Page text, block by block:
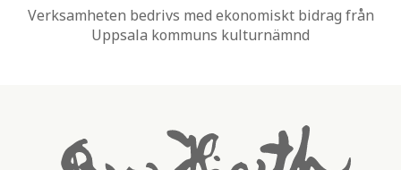
Verksamheten bedrivs med ekonomiskt bidrag från
Uppsala kommuns kulturnämnd